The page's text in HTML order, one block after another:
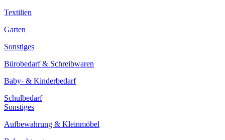
Textilien
Garten
Sonstiges
Bürobedarf & Schreibwaren
Baby- & Kinderbedarf
Schulbedarf
Sonstiges
Aufbewahrung & Kleinmöbel